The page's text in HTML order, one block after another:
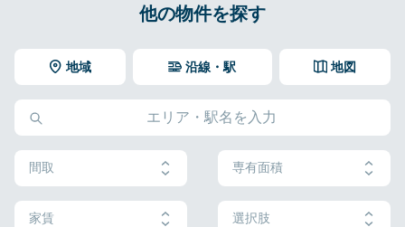
他の物件を探す
地域 地図
沿線・駅
間取 専有面積
家賃 選択肢